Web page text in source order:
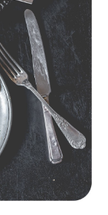
und kleinen